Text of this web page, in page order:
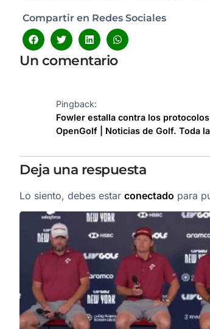
Compartir en Redes Sociales
Un comentario
Pingback:
Fowler estalla contra los
OpenGolf | Noticias de Golf. Toda
Deja una respuesta
Lo siento, debes estar conectado para